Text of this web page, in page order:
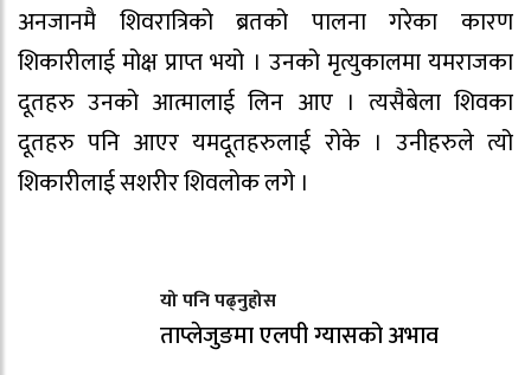
अनजानमै शिवरात्रिको ब्रतको पालना गरेका कारण
शिकारीलाई मोक्ष प्राप्त भयो । उनको मृत्युकालमा यमराजका
दूतहरु उनको आत्मालाई लिन आए । त्यसैबेला शिवका
दूतहरु पनि आएर यमदूतहरुलाई रोके । उनीहरुले त्यो
शिकारीलाई सशरीर शिवलोक लगे ।
यो पनि पढ्नुहोस
ताप्लेजुङमा एलपी ग्यासको अभाव